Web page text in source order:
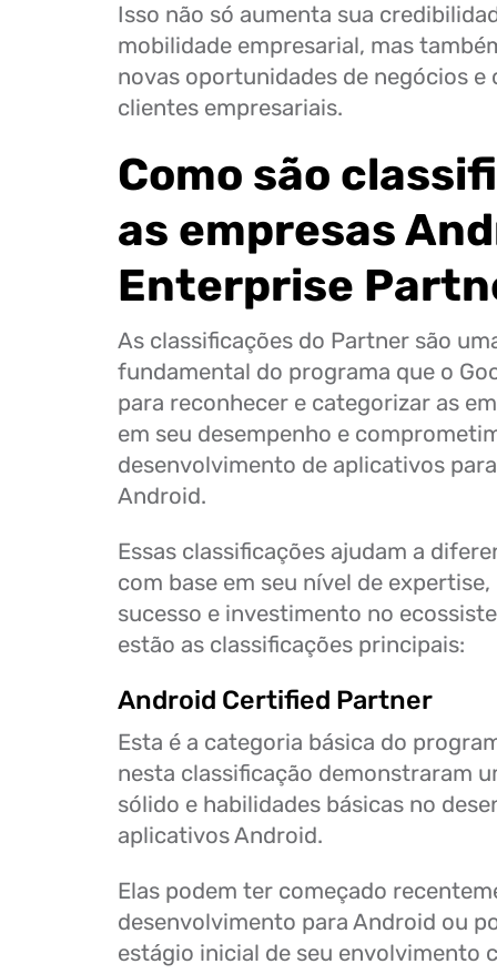
Isso não só aumenta sua
mobilidade empresarial, mas
novas oportunidades de negócios e
clientes empresariais.
Como são
as empresas
Enterprise
As classificações do Partner são
fundamental do programa que o
para reconhecer e categorizar as
em seu desempenho e
desenvolvimento de aplicativos
Android.
Essas classificações ajudam a
com base em seu nível de
sucesso e investimento no
estão as classificações principais:
Android Certified Partner
Esta é a categoria básica do
nesta classificação demonstraram
sólido e habilidades básicas no
aplicativos Android.
Elas podem ter começado
desenvolvimento para Android ou
estágio inicial de seu envolvimento